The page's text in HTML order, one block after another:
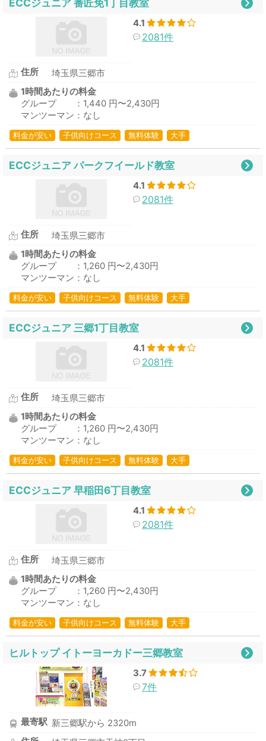
ECCジュニア 番匠免1丁目教室
4.1
2081件
住所
埼玉県三郷市
1時間あたりの料金
グループ ：1,440 円〜2,430円
マンツーマン：なし
料金が安い 子供向けコース 無料体験 大手
ECCジュニア パークフイールド教室
4.1
2081件
住所
埼玉県三郷市
1時間あたりの料金
グループ ：1,260 円〜2,430円
マンツーマン：なし
料金が安い 子供向けコース 無料体験 大手
ECCジュニア 三郷1丁目教室
4.1
2081件
住所
埼玉県三郷市
1時間あたりの料金
グループ ：1,260 円〜2,430円
マンツーマン：なし
料金が安い 子供向けコース 無料体験 大手
ECCジュニア 早稲田6丁目教室
4.1
2081件
住所
埼玉県三郷市
1時間あたりの料金
グループ ：1,260 円〜2,430円
マンツーマン：なし
料金が安い 子供向けコース 無料体験 大手
ヒルトップ イトーヨーカドー三郷教室
3.7
7件
最寄駅 新三郷駅から 2320m